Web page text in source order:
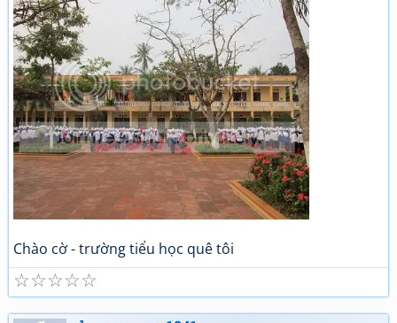
Chào cờ - trường tiểu học quê tôi
☆
☆
☆
☆
☆